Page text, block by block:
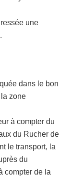
une
dans le bon
zone
à compter du
du Rucher de
le transport, la
du
compter de la